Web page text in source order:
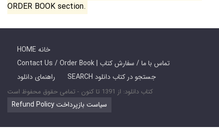
ORDER BOOK section.
HOME خانه
Contact Us / Order Book | تماس با ما / سفارش کتاب
راهنمای دانلود
SEARCH جستجو در کتاب دانلود
کتاب دانلود: از 1391 تا کنون - تمامی حقوق محفوظ است
Refund Policy سیاست بازپرداخت